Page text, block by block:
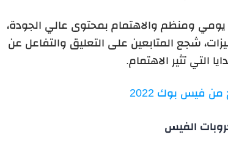
ومنظم والاهتمام بمحتوى عالي الجودة،
شجع المتابعين على التعليق والتفاعل عن
التي تثير الاهتمام.
من فيس بوك 2022
الفيس